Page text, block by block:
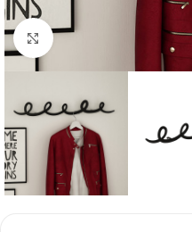
Κλικ για μεγέθυνση